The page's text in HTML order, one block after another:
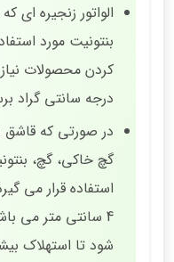
الواتور زنجیره ای
بنتونیت مورد
درجه سانتی گراد
در صورتی که قاشق
گچ خاکی، گچ،
4 سانتی متر می
شود تا استهلاک